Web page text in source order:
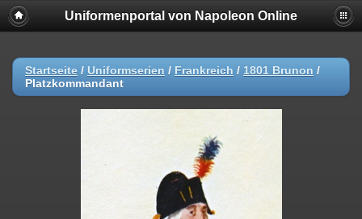
Uniformenportal von Napoleon Online
Startseite / Uniformserien / Frankreich / 1801 Brunon /
Platzkommandant